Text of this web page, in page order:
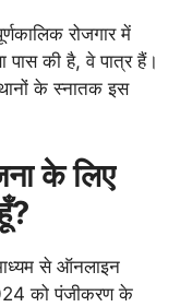
रोजगार में
पास की है, वे पात्र हैं।
के स्नातक इस
के लिए
से ऑनलाइन
को पंजीकरण के